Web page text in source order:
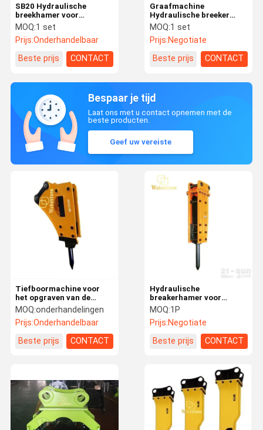
SB20 Hydraulische
breekhamer voor
graafmachines
MOQ:1 set
Prijs:Onderhandelbaar
Beste prijs
CONTACT
Graafmachine
Hydraulische breeker
Hammer Furukawa serie
HB20G F20 FS22 HB30G
FS37
MOQ:1 set
Prijs:Negotiate
Beste prijs
CONTACT
Bespaar je tijd
Laat ons met u contact opnemen met de
beste producten.
Geef uw vereiste
Hydraulische
breakerhamer voor
SB81N GB8AT HB20G
MOQ:1P
Prijs:Negotiate
Beste prijs
CONTACT
Tiefboormachine voor
het opgraven van de
grond met een
boormachine
MOQ:onderhandelingen
Prijs:Onderhandelbaar
Beste prijs
CONTACT